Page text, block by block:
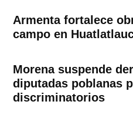
Armenta fortalece
campo en
Morena suspende
diputadas poblanas
discriminatorios